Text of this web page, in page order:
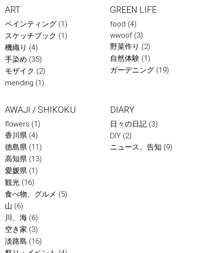
ART
ペインティング (1)
スケッチブック (1)
機織り (4)
手染め (35)
モザイク (2)
mending (1)
GREEN LIFE
food (4)
wwoof(3)
野菜作り (2)
自然体験 (1)
ガーデニング (19)
AWAJI / SHIKOKU
flowers (1)
香川県 (4)
徳島県 (11)
高知県 (13)
愛媛県 (1)
観光 (16)
食べ物、グルメ (5)
山 (6)
川、海 (6)
空き家 (3)
淡路島 (16)
DIARY
日々の日記 (3)
DIY (2)
ニュース、告知 (9)